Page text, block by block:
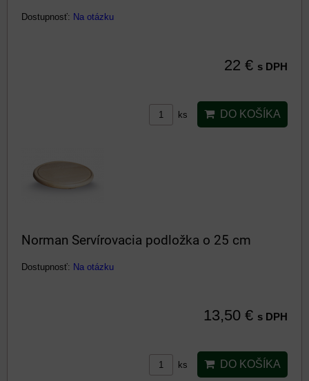
Dostupnosť: Na otázku
22 € s DPH
ks DO KOŠÍKA
Norman Servírovacia podložka o 25 cm
Dostupnosť: Na otázku
13,50 € s DPH
ks DO KOŠÍKA